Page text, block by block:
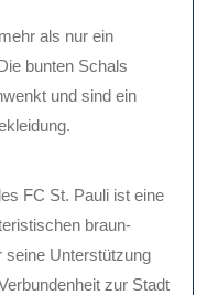
als nur ein
bunten Schals
und sind ein
FC St. Pauli ist eine
braun-
seine Unterstützung
zur Stadt